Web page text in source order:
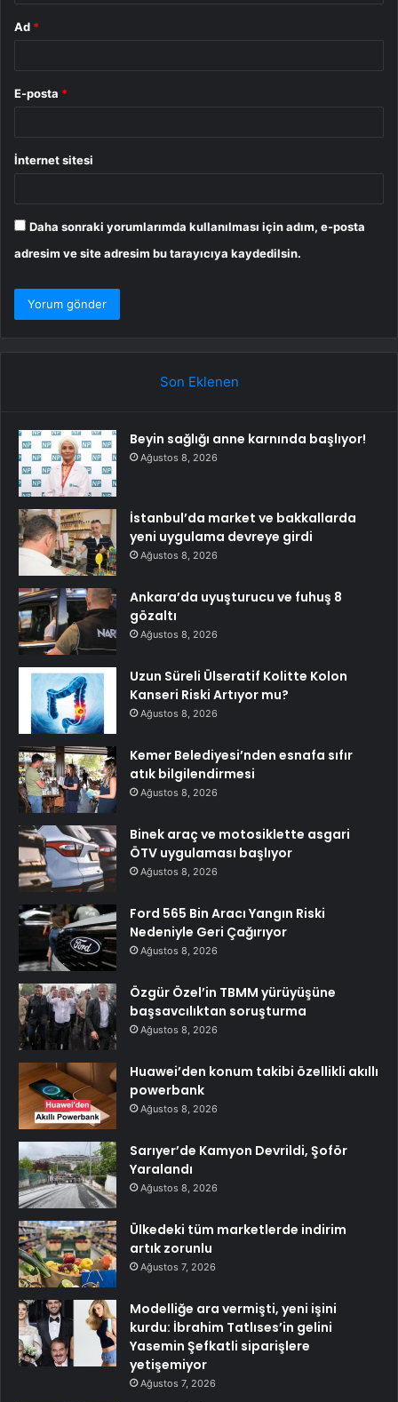
Ad *
E-posta *
İnternet sitesi
Daha sonraki yorumlarımda kullanılması için adım, e-posta
adresim ve site adresim bu tarayıcıya kaydedilsin.
Son Eklenen
Beyin sağlığı anne karnında başlıyor!
Ağustos 8, 2026
İstanbul’da market ve bakkallarda
yeni uygulama devreye girdi
Ağustos 8, 2026
Ankara’da uyuşturucu ve fuhuş 8
gözaltı
Ağustos 8, 2026
Uzun Süreli Ülseratif Kolitte Kolon
Kanseri Riski Artıyor mu?
Ağustos 8, 2026
Kemer Belediyesi’nden esnafa sıfır
atık bilgilendirmesi
Ağustos 8, 2026
Binek araç ve motosiklette asgari
ÖTV uygulaması başlıyor
Ağustos 8, 2026
Ford 565 Bin Aracı Yangın Riski
Nedeniyle Geri Çağırıyor
Ağustos 8, 2026
Özgür Özel’in TBMM yürüyüşüne
başsavcılıktan soruşturma
Ağustos 8, 2026
Huawei’den konum takibi özellikli akıllı
powerbank
Ağustos 8, 2026
Sarıyer’de Kamyon Devrildi, Şoför
Yaralandı
Ağustos 8, 2026
Ülkedeki tüm marketlerde indirim
artık zorunlu
Ağustos 7, 2026
Modelliğe ara vermişti, yeni işini
kurdu: İbrahim Tatlıses’in gelini
Yasemin Şefkatli siparişlere
yetişemiyor
Ağustos 7, 2026